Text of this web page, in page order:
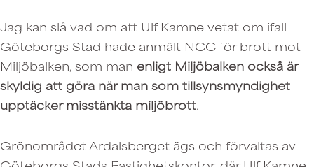
Jag kan slå vad om att Ulf Kamne vetat om ifall
Göteborgs Stad hade anmält NCC för brott mot
Miljöbalken, som man enligt Miljöbalken också är
skyldig att göra när man som tillsynsmyndighet
upptäcker misstänkta miljöbrott.
Grönområdet Ardalsberget ägs och förvaltas av